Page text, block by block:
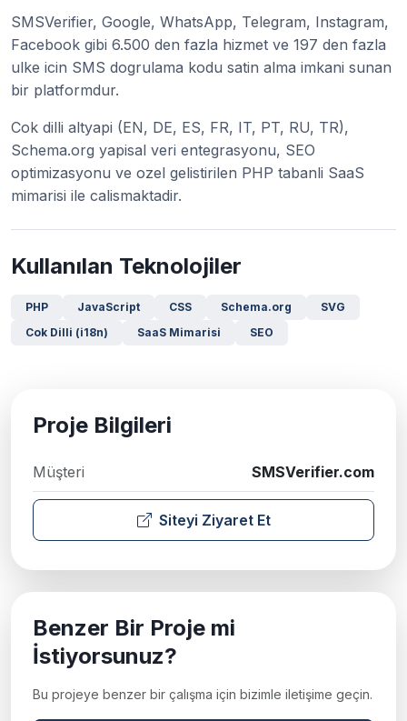
SMSVerifier, Google, WhatsApp, Telegram, Instagram,
Facebook gibi 6.500 den fazla hizmet ve 197 den fazla
ulke icin SMS dogrulama kodu satin alma imkani sunan
bir platformdur.
Cok dilli altyapi (EN, DE, ES, FR, IT, PT, RU, TR),
Schema.org yapisal veri entegrasyonu, SEO
optimizasyonu ve ozel gelistirilen PHP tabanli SaaS
mimarisi ile calismaktadir.
Kullanılan Teknolojiler
PHP JavaScript CSS Schema.org
SVG
Cok Dilli (i18n)
SaaS Mimarisi SEO
Proje Bilgileri
Müşteri SMSVerifier.com
Siteyi Ziyaret Et
Benzer Bir Proje mi
İstiyorsunuz?
Bu projeye benzer bir çalışma için bizimle iletişime geçin.